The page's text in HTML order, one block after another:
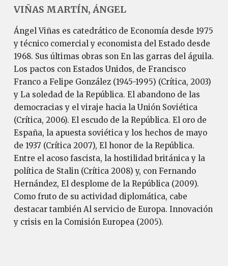
VIÑAS MARTÍN, ÁNGEL
Ángel Viñas es catedrático de Economía desde 1975
y técnico comercial y economista del Estado desde
1968. Sus últimas obras son En las garras del águila.
Los pactos con Estados Unidos, de Francisco
Franco a Felipe González (1945-1995) (Crítica, 2003)
y La soledad de la República. El abandono de las
democracias y el viraje hacia la Unión Soviética
(Crítica, 2006). El escudo de la República. El oro de
España, la apuesta soviética y los hechos de mayo
de 1937 (Crítica 2007), El honor de la República.
Entre el acoso fascista, la hostilidad británica y la
política de Stalin (Crítica 2008) y, con Fernando
Hernández, El desplome de la República (2009).
Como fruto de su actividad diplomática, cabe
destacar también Al servicio de Europa. Innovación
y crisis en la Comisión Europea (2005).